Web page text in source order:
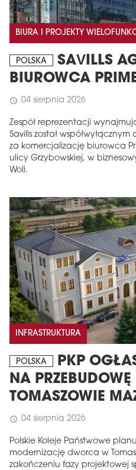
BIURA I PROJEKTY
POLSKA
SAVILLS
BIUROWCA
schedule 04 sierpnia 2026
Zespół reprezentacji
Savills został
za komercjalizację biurowca
ulicy Grzybowskiej, w
Woli.
INFRASTRUKTURA
POLSKA
PKP
NA
TOMASZOWIE
schedule 04 sierpnia 2026
Polskie Koleje Państwowe
modernizację dworca w
zakończeniu fazy projektowej